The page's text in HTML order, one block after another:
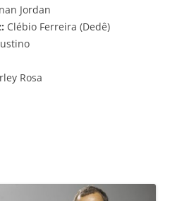
Jordan
Clébio Ferreira (Dedê)
Rosa